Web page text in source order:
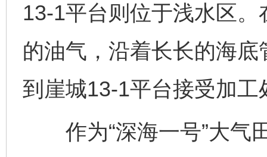
13-1平台则位于浅水区
的油气，沿着长长的海底
到崖城13-1平台接受加工
作为“深海一号”大气